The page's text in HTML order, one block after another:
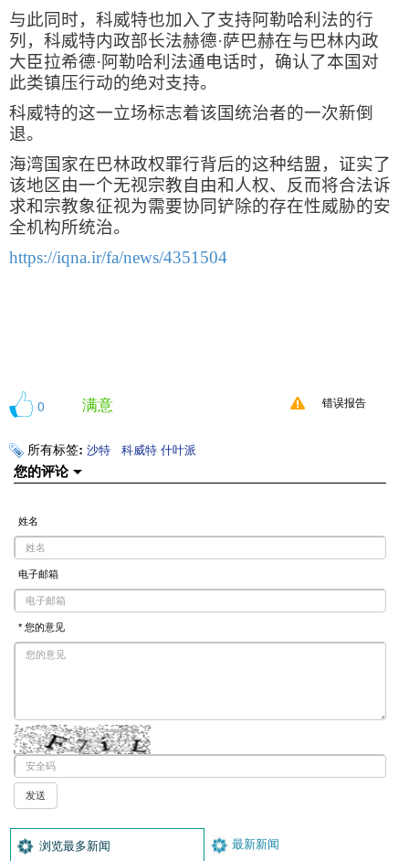
与此同时，科威特也加入了支持阿勒哈利法的行
列，科威特内政部长法赫德·萨巴赫在与巴林内政
大臣拉希德·阿勒哈利法通电话时，确认了本国对
此类镇压行动的绝对支持。
科威特的这一立场标志着该国统治者的一次新倒
退。
海湾国家在巴林政权罪行背后的这种结盟，证实了
该地区由一个无视宗教自由和人权、反而将合法诉
求和宗教象征视为需要协同铲除的存在性威胁的安
全机构所统治。
https://iqna.ir/fa/news/4351504
0 满意 错误报告
所有标签: 沙特 科威特 什叶派
您的评论
姓名
电子邮箱
* 您的意见
浏览最多新闻 最新新闻